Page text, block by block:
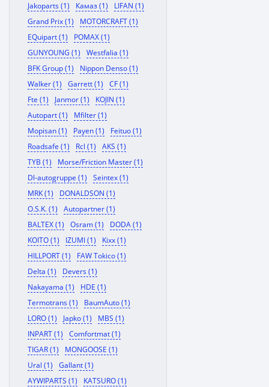
Jakoparts (1)
Камаз (1)
LIFAN (1)
Grand Prix (1)
MOTORCRAFT (1)
EQuipart (1)
POMAX (1)
GUNYOUNG (1)
Westfalia (1)
BFK Group (1)
Nippon Denso (1)
Walker (1)
Garrett (1)
CF (1)
Fte (1)
Janmor (1)
KOJIN (1)
Autopart (1)
Mfilter (1)
Mopisan (1)
Payen (1)
Feituo (1)
Roadsafe (1)
Rcl (1)
AKS (1)
TYB (1)
Morse/Friction Master (1)
Dl-autogruppe (1)
Seintex (1)
MRK (1)
DONALDSON (1)
O.S.K. (1)
Autopartner (1)
BALTEX (1)
Osram (1)
DODA (1)
KOITO (1)
IZUMI (1)
Kixx (1)
HILLPORT (1)
FAW Tokico (1)
Delta (1)
Devers (1)
Nakayama (1)
HDE (1)
Termotrans (1)
BaumAuto (1)
LORO (1)
Japko (1)
MBS (1)
INPART (1)
Comfortmat (1)
TIGAR (1)
MONGOOSE (1)
Ural (1)
Gallant (1)
AYWIPARTS (1)
KATSURO (1)